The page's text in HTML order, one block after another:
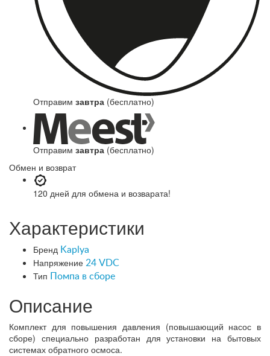
Отправим завтра (бесплатно)
Отправим завтра (бесплатно)
Обмен и возврат
120 дней для обмена и возварата!
Характеристики
Бренд Kaplya
Напряжение 24 VDC
Тип Помпа в сборе
Описание
Комплект для повышения давления (повышающий насос в
сборе) специально разработан для установки на бытовых
системах обратного осмоса.